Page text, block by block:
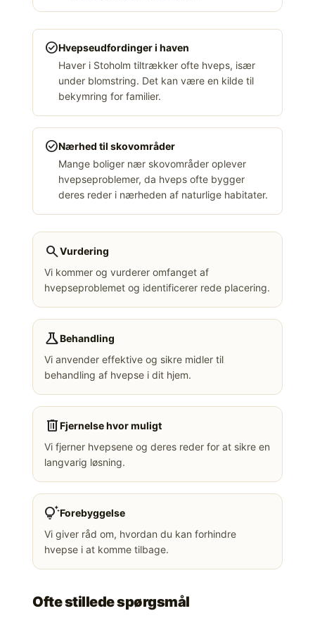
check_circleHvepseudfordinger i haven
Haver i Stoholm tiltrækker ofte hveps, især
under blomstring. Det kan være en kilde til
bekymring for familier.
check_circleNærhed til skovområder
Mange boliger nær skovområder oplever
hvepseproblemer, da hveps ofte bygger
deres reder i nærheden af naturlige habitater.
searchVurdering
Vi kommer og vurderer omfanget af
hvepseproblemet og identificerer rede placering.
scienceBehandling
Vi anvender effektive og sikre midler til
behandling af hvepse i dit hjem.
deleteFjernelse hvor muligt
Vi fjerner hvepsene og deres reder for at sikre en
langvarig løsning.
tips_and_updatesForebyggelse
Vi giver råd om, hvordan du kan forhindre
hvepse i at komme tilbage.
Ofte stillede spørgsmål